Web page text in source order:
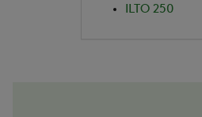
ILTO 250